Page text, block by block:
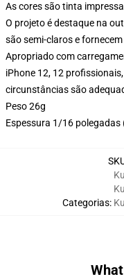
As cores são tinta
O projeto é destaque na
são semi-claros e
Apropriado com
iPhone 12, 12
circunstâncias são
Peso 26g
Espessura 1/16 polegadas
Categorias: